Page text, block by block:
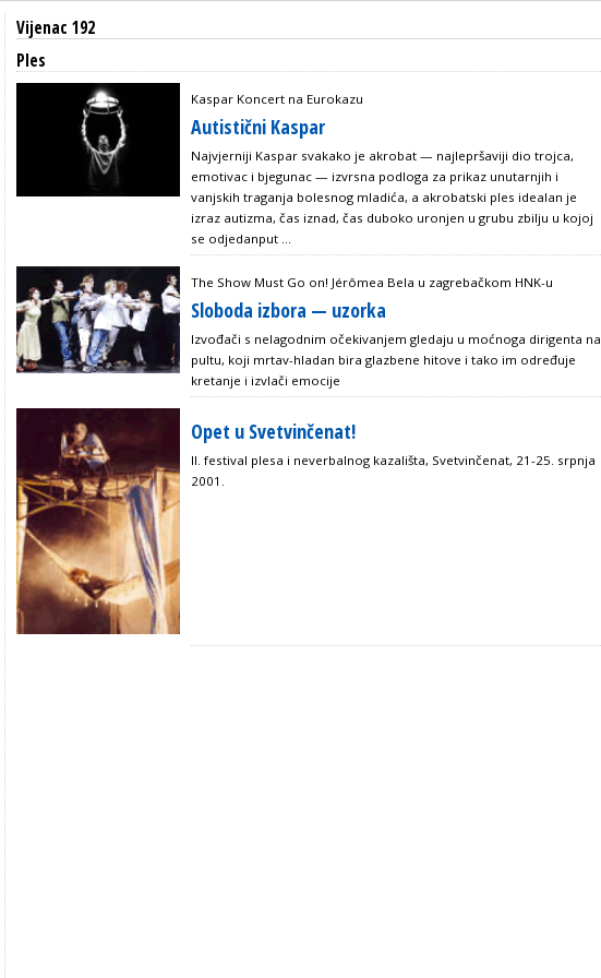
Vijenac 192
Ples
Kaspar Koncert na Eurokazu
Autistični Kaspar
Najvjerniji Kaspar svakako je akrobat — najlepršaviji dio trojca,
emotivac i bjegunac — izvrsna podloga za prikaz unutarnjih i
vanjskih traganja bolesnog mladića, a akrobatski ples idealan je
izraz autizma, čas iznad, čas duboko uronjen u grubu zbilju u kojoj
se odjedanput ...
The Show Must Go on! Jérômea Bela u zagrebačkom HNK-u
Sloboda izbora — uzorka
Izvođači s nelagodnim očekivanjem gledaju u moćnoga dirigenta na
pultu, koji mrtav-hladan bira glazbene hitove i tako im određuje
kretanje i izvlači emocije
Opet u Svetvinčenat!
II. festival plesa i neverbalnog kazališta, Svetvinčenat, 21-25. srpnja
2001.